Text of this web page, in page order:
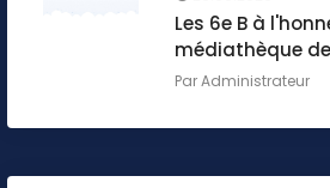
Les 6e B à
médiathèque
ParAdministrateur